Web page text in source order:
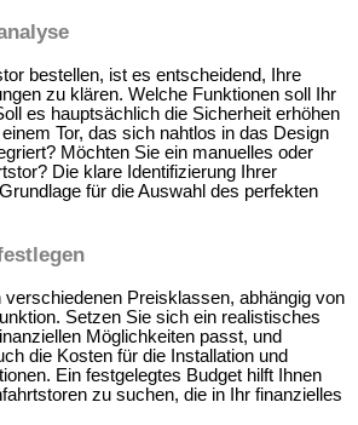
bestellen, ist es entscheidend, Ihre
zu klären. Welche Funktionen soll Ihr
es hauptsächlich die Sicherheit erhöhen
Tor, das sich nahtlos in das Design
Möchten Sie ein manuelles oder
Die klare Identifizierung Ihrer
für die Auswahl des perfekten
verschiedenen Preisklassen, abhängig von
Setzen Sie sich ein realistisches
Möglichkeiten passt, und
die Kosten für die Installation und
Ein festgelegtes Budget hilft Ihnen
zu suchen, die in Ihr finanzielles